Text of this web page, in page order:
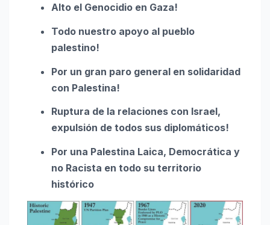
Alto el Genocidio en Gaza!
Todo nuestro apoyo al pueblo
palestino!
Por un gran paro general en solidaridad
con Palestina!
Ruptura de la relaciones con Israel,
expulsión de todos sus diplomáticos!
Por una Palestina Laica, Democrática y
no Racista en todo su territorio
histórico